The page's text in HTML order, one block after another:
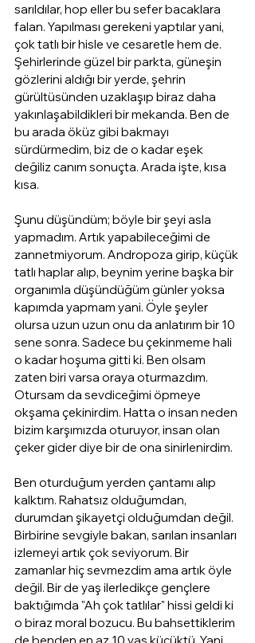
sarıldılar, hop eller bu sefer bacaklara
falan. Yapılması gerekeni yaptılar yani,
çok tatlı bir hisle ve cesaretle hem de.
Şehirlerinde güzel bir parkta, güneşin
gözlerini aldığı bir yerde, şehrin
gürültüsünden uzaklaşıp biraz daha
yakınlaşabildikleri bir mekanda. Ben de
bu arada öküz gibi bakmayı
sürdürmedim, biz de o kadar eşek
değiliz canım sonuçta. Arada işte, kısa
kısa.
Şunu düşündüm; böyle bir şeyi asla
yapmadım. Artık yapabileceğimi de
zannetmiyorum. Andropoza girip, küçük
tatlı haplar alıp, beynim yerine başka bir
organımla düşündüğüm günler yoksa
kapımda yapmam yani. Öyle şeyler
olursa uzun uzun onu da anlatırım bir 10
sene sonra. Sadece bu çekinmeme hali
o kadar hoşuma gitti ki. Ben olsam
zaten biri varsa oraya oturmazdım.
Otursam da sevdiceğimi öpmeye
okşama çekinirdim. Hatta o insan neden
bizim karşımızda oturuyor, insan olan
çeker gider diye bir de ona sinirlenirdim.
Ben oturduğum yerden çantamı alıp
kalktım. Rahatsız olduğumdan,
durumdan şikayetçi olduğumdan değil.
Birbirine sevgiyle bakan, sarılan insanları
izlemeyi artık çok seviyorum. Bir
zamanlar hiç sevmezdim ama artık öyle
değil. Bir de yaş ilerledikçe gençlere
baktığımda "Ah çok tatlılar" hissi geldi ki
o biraz moral bozucu. Bu bahsettiklerim
de benden en az 10 yaş küçüktü. Yani